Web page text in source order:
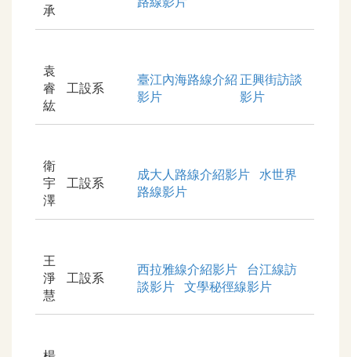
承
袁
睿
紘
工設系
臺江內海路線介紹
影片
正興街訪談
影片
衛
宇
澤
工設系
成大人路線介紹影片
水世界
路線影片
王
淨
慧
工設系
西拉雅線介紹影片
台江線訪
談影片
文學秘徑線影片